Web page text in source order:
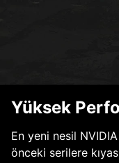
Yüksek
En yeni nesil
önceki serilere